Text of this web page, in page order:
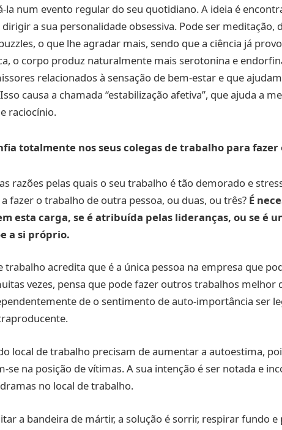
la num evento regular do seu quotidiano. A ideia é
a sua personalidade obsessiva. Pode ser meditação,
o que lhe agradar mais, sendo que a ciência já
o corpo produz naturalmente mais serotonina e
relacionados à sensação de bem-estar e que
causa a chamada “estabilização afetiva”, que ajuda a
raciocínio.
totalmente nos seus colegas de trabalho para
razões pelas quais o seu trabalho é tão demorado e
fazer o trabalho de outra pessoa, ou duas, ou três? É
esta carga, se é atribuída pelas lideranças, ou se é
a si próprio.
acredita que é a única pessoa na empresa que
vezes, pensa que pode fazer outros trabalhos melhor
de o sentimento de auto-importância ser
local de trabalho precisam de aumentar a autoestima,
se na posição de vítimas. A sua intenção é ser notada e
no local de trabalho.
a bandeira de mártir, a solução é sorrir, respirar fundo